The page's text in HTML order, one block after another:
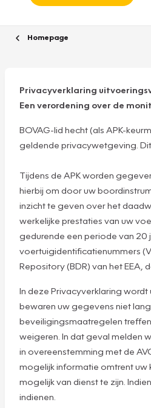
Homepage
Privacyverklaring
Een verordening over de
BOVAG-lid hecht (als APK-
geldende privacywetgeving.
Tijdens de APK worden
hierbij om door uw
inzicht te geven over het
werkelijke prestaties van uw
gedurende een periode van
voertuigidentificatienummers
Repository (BDR) van het EEA,
In deze Privacyverklaring
bewaren uw gegevens niet
beveiligingsmaatregelen
weigeren. In dat geval melden
in overeenstemming met de
mogelijk informatie omtrent uw
mogelijk van dienst te zijn.
indienen.